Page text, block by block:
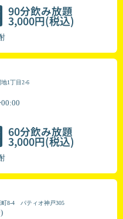
90分飲み放題
3,000円(税込)
地1丁目2-6
60分飲み放題
3,000円(税込)
町8-4 パティオ神戸305